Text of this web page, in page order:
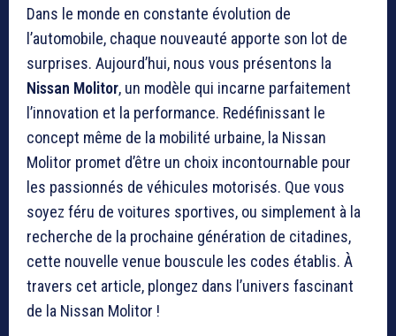
Dans le monde en constante évolution de
l’automobile, chaque nouveauté apporte son lot de
surprises. Aujourd’hui, nous vous présentons la
Nissan Molitor, un modèle qui incarne parfaitement
l’innovation et la performance. Redéfinissant le
concept même de la mobilité urbaine, la Nissan
Molitor promet d’être un choix incontournable pour
les passionnés de véhicules motorisés. Que vous
soyez féru de voitures sportives, ou simplement à la
recherche de la prochaine génération de citadines,
cette nouvelle venue bouscule les codes établis. À
travers cet article, plongez dans l’univers fascinant
de la Nissan Molitor !